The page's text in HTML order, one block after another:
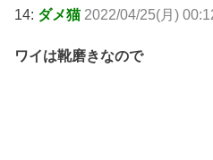
14: ダメ猫 2022/04/25(月)
ワイは靴磨きなので